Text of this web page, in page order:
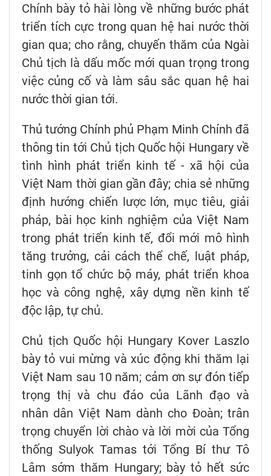
Chính bày tỏ hài lòng về những bước phát
triển tích cực trong quan hệ hai nước thời
gian qua; cho rằng, chuyến thăm của Ngài
Chủ tịch là dấu mốc mới quan trọng trong
việc củng cố và làm sâu sắc quan hệ hai
nước thời gian tới.
Thủ tướng Chính phủ Phạm Minh Chính đã
thông tin tới Chủ tịch Quốc hội Hungary về
tình hình phát triển kinh tế - xã hội của
Việt Nam thời gian gần đây; chia sẻ những
định hướng chiến lược lớn, mục tiêu, giải
pháp, bài học kinh nghiệm của Việt Nam
trong phát triển kinh tế, đổi mới mô hình
tăng trưởng, cải cách thể chế, luật pháp,
tinh gọn tổ chức bộ máy, phát triển khoa
học và công nghệ, xây dựng nền kinh tế
độc lập, tự chủ.
Chủ tịch Quốc hội Hungary Kover Laszlo
bày tỏ vui mừng và xúc động khi thăm lại
Việt Nam sau 10 năm; cảm ơn sự đón tiếp
trọng thị và chu đáo của Lãnh đạo và
nhân dân Việt Nam dành cho Đoàn; trân
trọng chuyển lời chào và lời mời của Tổng
thống Sulyok Tamas tới Tổng Bí thư Tô
Lâm sớm thăm Hungary; bày tỏ hết sức